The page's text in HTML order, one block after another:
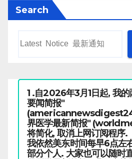
Search
1 .自2026年3月1日起, 我
要闻简报"
界医学最新简报"
将简化, 取消上网订阅程序
我依然美东时间每早6点左
部分个人. 大家也可以随时